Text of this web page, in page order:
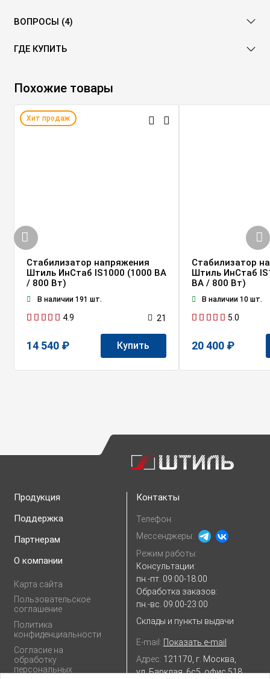
ВОПРОСЫ (4)
ГДЕ КУПИТЬ
Похожие товары
Хит продаж
Стабилизатор напряжения
Штиль ИнСтаб IS1000 (1000 ВА
/ 800 Вт)
В наличии 191 шт.
4.9 21
14 540 ₽ Купить
Стабилизатор
Штиль ИнСтаб
ВА / 800 Вт)
В наличии 10 шт.
5.0
20 400 ₽
Продукция
Поддержка
Партнерам
О компании
Карта сайта
Пользовательское
соглашение
Политика
конфиденциальности
Согласие на
обработку
персональных
Контакты
Телефон:
Мессенджеры:
Режим работы:
Консультации:
пн.-пт. 09:00-18:00
Обработка заказов:
пн.-вс. 09:00-23:00
Склады и пункты выдачи
E-mail: Показать e-mail
Адрес: 121170, г. Москва,
ул. Барклая, 6с5, офис 518